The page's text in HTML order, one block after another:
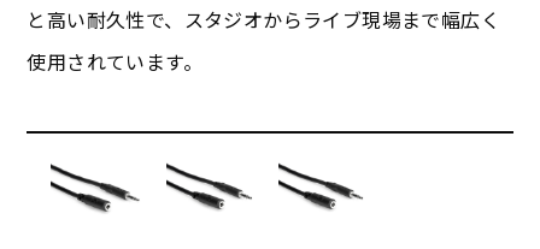
と高い耐久性で、スタジオからライブ現場まで幅広く
使用されています。